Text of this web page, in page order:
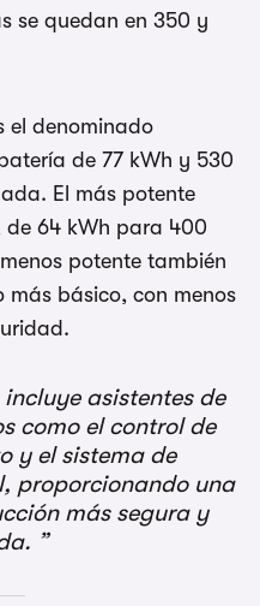
se quedan en 350 y
el denominado
de 77 kWh y 530
El más potente
64 kWh para 400
potente también
básico, con menos
asistentes de
como el control de
y el sistema de
proporcionando una
más segura y